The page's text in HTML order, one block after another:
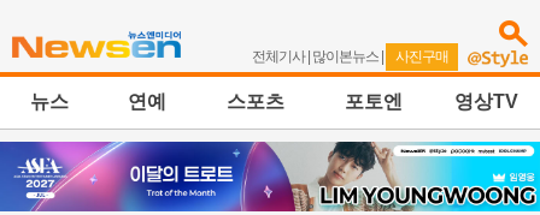
전체기사| 많이본뉴스 | 사진구매
뉴스 연예 스포츠 포토엔 영상TV